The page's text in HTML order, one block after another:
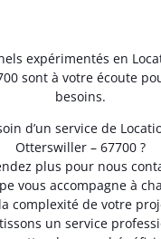
expérimentés en
sont à votre écoute
besoins.
d’un service de
Otterswiller – 67700 ?
plus pour nous
vous accompagne à
complexité de votre
un service